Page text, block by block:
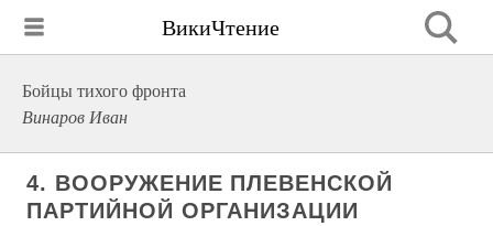
ВикиЧтение
Бойцы тихого фронта
Винаров Иван
4. ВООРУЖЕНИЕ ПЛЕВЕНСКОЙ
ПАРТИЙНОЙ ОРГАНИЗАЦИИ